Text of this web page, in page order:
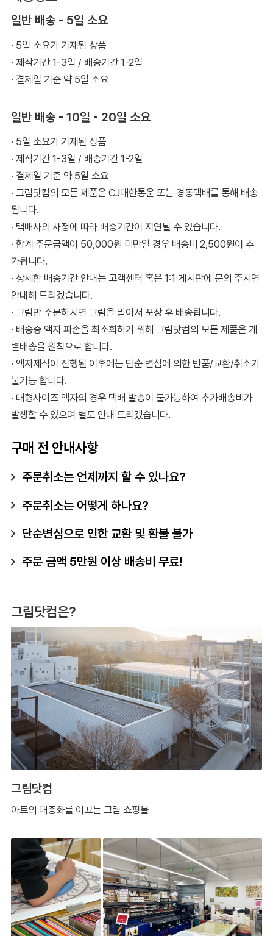
일반 배송 - 5일 소요
· 5일 소요가 기재된 상품
· 제작기간 1-3일 / 배송기간 1-2일
· 결제일 기준 약 5일 소요
일반 배송 - 10일 - 20일 소요
· 5일 소요가 기재된 상품
· 제작기간 1-3일 / 배송기간 1-2일
· 결제일 기준 약 5일 소요
· 그림닷컴의 모든 제품은 CJ대한통운 또는 경동택배를 통해 배송
됩니다.
· 택배사의 사정에 따라 배송기간이 지연될 수 있습니다.
· 합계 주문금액이 50,000원 미만일 경우 배송비 2,500원이 추
가됩니다.
· 상세한 배송기간 안내는 고객센터 혹은 1:1 게시판에 문의 주시면
안내해 드리겠습니다.
· 그림만 주문하시면 그림을 말아서 포장 후 배송됩니다.
· 배송중 액자 파손을 최소화하기 위해 그림닷컴의 모든 제품은 개
별배송을 원칙으로 합니다.
· 액자제작이 진행된 이후에는 단순 변심에 의한 반품/교환/취소가
불가능 합니다.
· 대형사이즈 액자의 경우 택배 발송이 불가능하여 추가배송비가
발생할 수 있으며 별도 안내 드리겠습니다.
구매 전 안내사항
주문취소는 언제까지 할 수 있나요?
주문취소는 어떻게 하나요?
단순변심으로 인한 교환 및 환불 불가
주문 금액 5만원 이상 배송비 무료!
그림닷컴은?
그림닷컴
아트의 대중화를 이끄는 그림 쇼핑몰